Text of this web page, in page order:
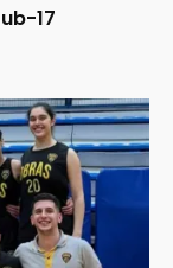
17